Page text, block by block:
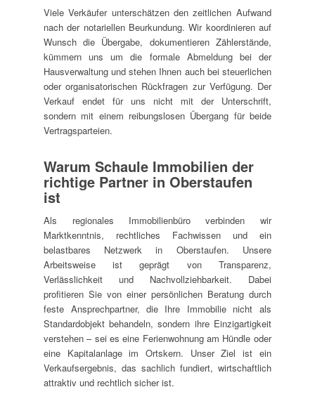
Viele Verkäufer unterschätzen den zeitlichen Aufwand
nach der notariellen Beurkundung. Wir koordinieren auf
Wunsch die Übergabe, dokumentieren Zählerstände,
kümmern uns um die formale Abmeldung bei der
Hausverwaltung und stehen Ihnen auch bei steuerlichen
oder organisatorischen Rückfragen zur Verfügung. Der
Verkauf endet für uns nicht mit der Unterschrift,
sondern mit einem reibungslosen Übergang für beide
Vertragsparteien.
Warum Schaule Immobilien der
richtige Partner in Oberstaufen
ist
Als regionales Immobilienbüro verbinden wir
Marktkenntnis, rechtliches Fachwissen und ein
belastbares Netzwerk in Oberstaufen. Unsere
Arbeitsweise ist geprägt von Transparenz,
Verlässlichkeit und Nachvollziehbarkeit. Dabei
profitieren Sie von einer persönlichen Beratung durch
feste Ansprechpartner, die Ihre Immobilie nicht als
Standardobjekt behandeln, sondern ihre Einzigartigkeit
verstehen – sei es eine Ferienwohnung am Hündle oder
eine Kapitalanlage im Ortskern. Unser Ziel ist ein
Verkaufsergebnis, das sachlich fundiert, wirtschaftlich
attraktiv und rechtlich sicher ist.